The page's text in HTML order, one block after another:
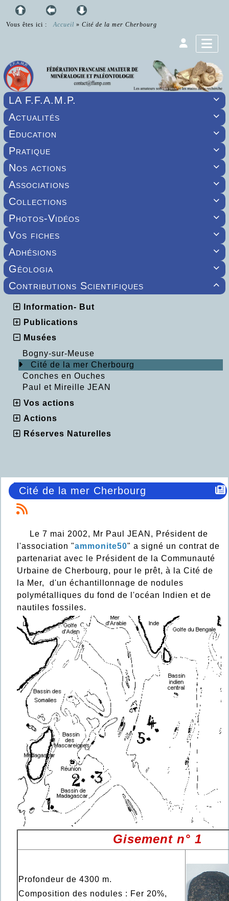
Vous êtes ici : Accueil » Cité de la mer Cherbourg

LA F.F.A.M.P.

Actualités

Education

Pratique

Nos actions

Associations

Collections

Photos-Vidéos

Vos fiches

Adhésions

Géologia

Contributions Scientifiques
Information- But
Publications
Musées
Bogny-sur-Meuse
Cité de la mer Cherbourg
Conches en Ouches
Paul et Mireille JEAN
Vos actions
Actions
Réserves Naturelles
Cité de la mer Cherbourg
Le 7 mai 2002, Mr Paul JEAN, Président de
l'association "ammonite50" a signé un contrat de
partenariat avec le Président de la Communauté
Urbaine de Cherbourg, pour le prêt, à la Cité de
la Mer, d'un échantillonnage de nodules
polymétalliques du fond de l'océan Indien et de
nautiles fossiles.
Gisement n° 1
Profondeur de 4300 m.
Composition des nodules : Fer 20%,